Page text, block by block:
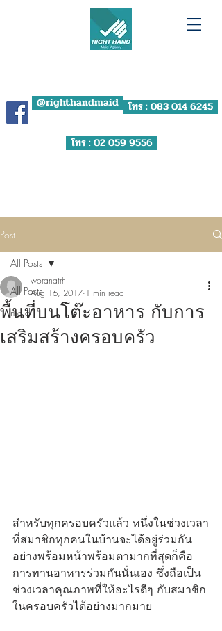
@righthandmaid โทร : 083 014 6245
โทร : 02 059 9556
Post
All Posts
maid
All Posts
พื้นที่บนโต๊ะอาหาร กับการ
เสริมสร้างครอบครัว
woranatrh
Aug 16, 2017 1 min read
สำหรับทุกครอบครัวแล้ว หนึ่งในช่วงเวลา
ที่สมาชิกทุกคนในบ้านจะได้อยู่ร่วมกัน
อย่างพร้อมหน้าพร้อมตามากที่สุดก็คือ
การทานอาหารร่วมกันนั่นเอง ซึ่งถือเป็น
ช่วงเวลาคุณภาพที่ให้อะไรดีๆ กับสมาชิก
ในครอบครัวได้อย่างมากมาย